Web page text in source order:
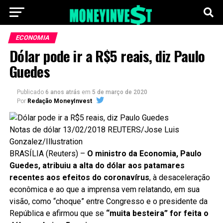
ECONOMIA
Dólar pode ir a R$5 reais, diz Paulo
Guedes
Publicado 6 anos atrás em 5 de março de 2020
Por Redação MoneyInvest
Notas de dólar 13/02/2018 REUTERS/Jose Luis
Gonzalez/Illustration
BRASÍLIA (Reuters) – O ministro da Economia, Paulo
Guedes, atribuiu a alta do dólar aos patamares
recentes aos efeitos do coronavírus, à desaceleração
econômica e ao que a imprensa vem relatando, em sua
visão, como “choque” entre Congresso e o presidente da
República e afirmou que se “muita besteira” for feita o